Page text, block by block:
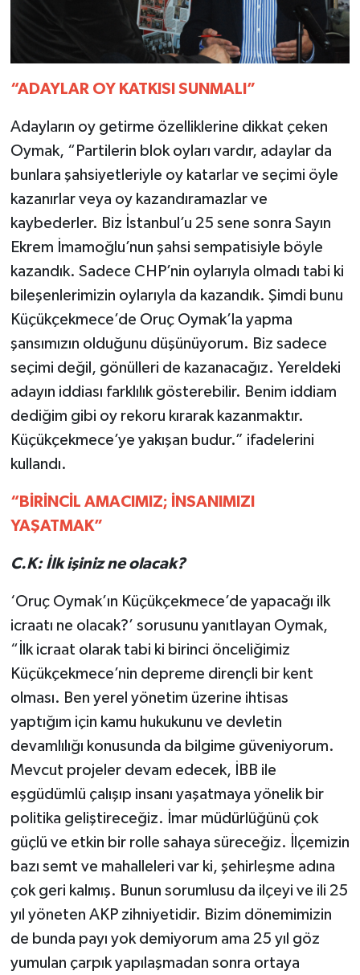
“ADAYLAR OY KATKISI SUNMALI”
Adayların oy getirme özelliklerine dikkat çeken
Oymak, “Partilerin blok oyları vardır, adaylar da
bunlara şahsiyetleriyle oy katarlar ve seçimi öyle
kazanırlar veya oy kazandıramazlar ve
kaybederler. Biz İstanbul’u 25 sene sonra Sayın
Ekrem İmamoğlu’nun şahsi sempatisiyle böyle
kazandık. Sadece CHP’nin oylarıyla olmadı tabi ki
bileşenlerimizin oylarıyla da kazandık. Şimdi bunu
Küçükçekmece’de Oruç Oymak’la yapma
şansımızın olduğunu düşünüyorum. Biz sadece
seçimi değil, gönülleri de kazanacağız. Yereldeki
adayın iddiası farklılık gösterebilir. Benim iddiam
dediğim gibi oy rekoru kırarak kazanmaktır.
Küçükçekmece’ye yakışan budur.” ifadelerini
kullandı.
“BİRİNCİL AMACIMIZ; İNSANIMIZI
YAŞATMAK”
C.K: İlk işiniz ne olacak?
‘Oruç Oymak’ın Küçükçekmece’de yapacağı ilk
icraatı ne olacak?’ sorusunu yanıtlayan Oymak,
“İlk icraat olarak tabi ki birinci önceliğimiz
Küçükçekmece’nin depreme dirençli bir kent
olması. Ben yerel yönetim üzerine ihtisas
yaptığım için kamu hukukunu ve devletin
devamlılığı konusunda da bilgime güveniyorum.
Mevcut projeler devam edecek, İBB ile
eşgüdümlü çalışıp insanı yaşatmaya yönelik bir
politika geliştireceğiz. İmar müdürlüğünü çok
güçlü ve etkin bir rolle sahaya süreceğiz. İlçemizin
bazı semt ve mahalleleri var ki, şehirleşme adına
çok geri kalmış. Bunun sorumlusu da ilçeyi ve ili 25
yıl yöneten AKP zihniyetidir. Bizim dönemimizin
de bunda payı yok demiyorum ama 25 yıl göz
yumulan çarpık yapılaşmadan sonra ortaya